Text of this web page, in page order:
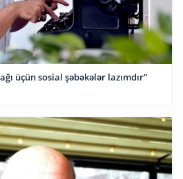
üçün sosial şəbəkələr lazımdır”